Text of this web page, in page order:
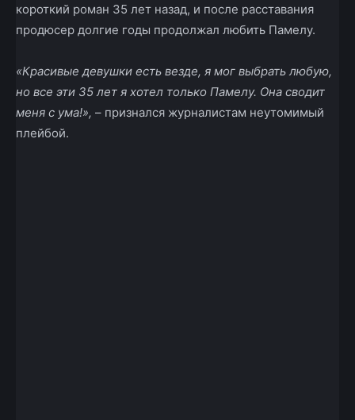
короткий роман 35 лет назад, и после расставания
продюсер долгие годы продолжал любить Памелу.
«Красивые девушки есть везде, я мог выбрать любую,
но все эти 35 лет я хотел только Памелу. Она сводит
меня с ума!», – признался журналистам неутомимый
плейбой.